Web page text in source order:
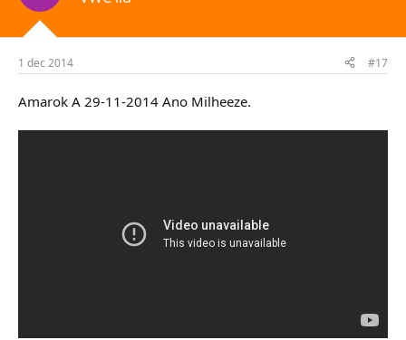
1 dec 2014 #17
Amarok A 29-11-2014 Ano Milheeze.